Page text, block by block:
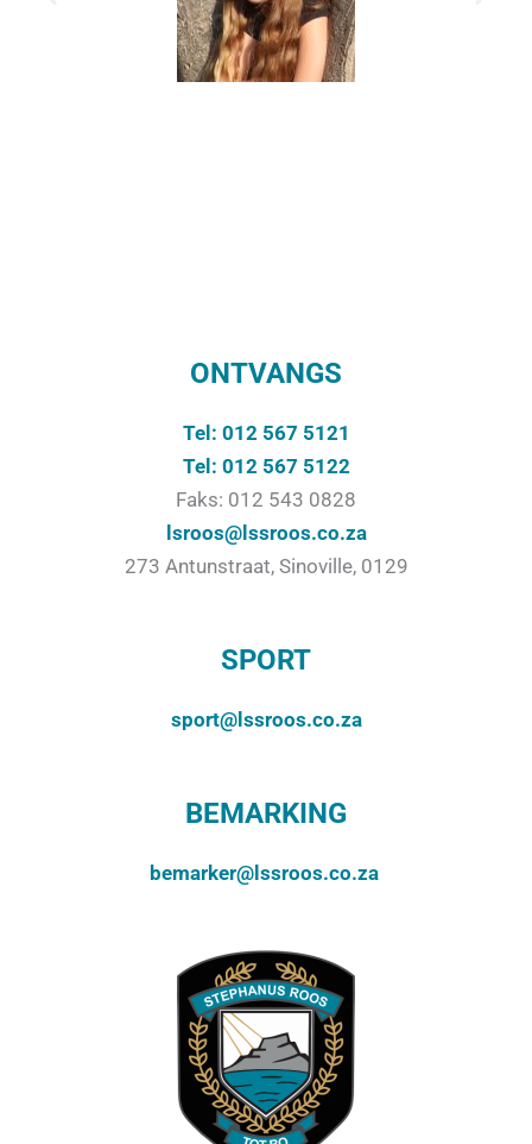
ONTVANGS
Tel: 012 567 5121
Tel: 012 567 5122
Faks: 012 543 0828
lsroos@lssroos.co.za
273 Antunstraat, Sinoville, 0129
SPORT
sport@lssroos.co.za
BEMARKING
bemarker@lssroos.co.za